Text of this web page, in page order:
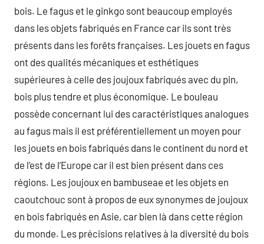
bois. Le fagus et le ginkgo sont beaucoup employés
dans les objets fabriqués en France car ils sont très
présents dans les forêts françaises. Les jouets en fagus
ont des qualités mécaniques et esthétiques
supérieures à celle des joujoux fabriqués avec du pin,
bois plus tendre et plus économique. Le bouleau
possède concernant lui des caractéristiques analogues
au fagus mais il est préférentiellement un moyen pour
les jouets en bois fabriqués dans le continent du nord et
de l’est de l’Europe car il est bien présent dans ces
régions. Les joujoux en bambuseae et les objets en
caoutchouc sont à propos de eux synonymes de joujoux
en bois fabriqués en Asie, car bien là dans cette région
du monde. Les précisions relatives à la diversité du bois